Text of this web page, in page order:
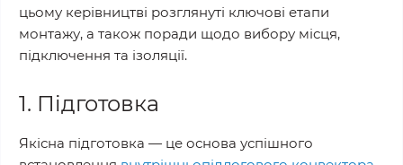
цьому керівництві розглянуті ключові етапи
монтажу, а також поради щодо вибору місця,
підключення та ізоляції.
1. Підготовка
Якісна підготовка — це основа успішного